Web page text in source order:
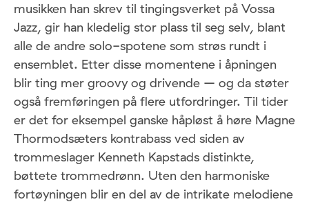
musikken han skrev til tingingsverket på Vossa
Jazz, gir han kledelig stor plass til seg selv, blant
alle de andre solo-spotene som strøs rundt i
ensemblet. Etter disse momentene i åpningen
blir ting mer groovy og drivende – og da støter
også fremføringen på flere utfordringer. Til tider
er det for eksempel ganske håpløst å høre Magne
Thormodsæters kontrabass ved siden av
trommeslager Kenneth Kapstads distinkte,
bøttete trommedrønn. Uten den harmoniske
fortøyningen blir en del av de intrikate melodiene